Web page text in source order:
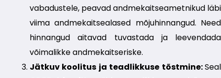
vabadustele, peavad andmekaitseametnikud läbi
viima andmekaitsealased mõjuhinnangud. Need
hinnangud aitavad tuvastada ja leevendada
võimalikke andmekaitseriske.
Jätkuv koolitus ja teadlikkuse tõstmine:Seal